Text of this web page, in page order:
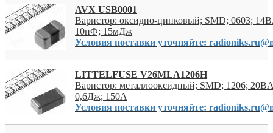
AVX USB0001
Варистор: оксидно-цинковый; SMD; 0603;
10пФ; 15мДж
Условия поставки уточняйте:
LITTELFUSE V26MLA1206H
Варистор: металлооксидный; SMD; 1206;
0,6Дж; 150А
Условия поставки уточняйте: